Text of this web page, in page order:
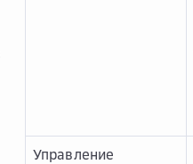
Управление